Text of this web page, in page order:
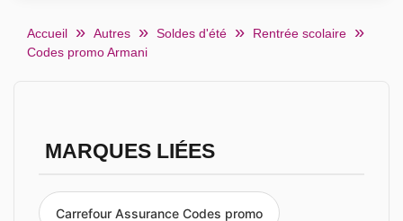
Accueil Autres Soldes d'été
Rentrée scolaire
Codes promo Armani
MARQUES LIÉES
Carrefour Assurance Codes promo